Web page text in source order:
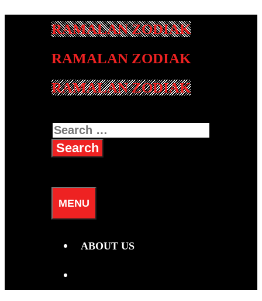
RAMALAN ZODIAK
Search
for:
MENU
ABOUT US